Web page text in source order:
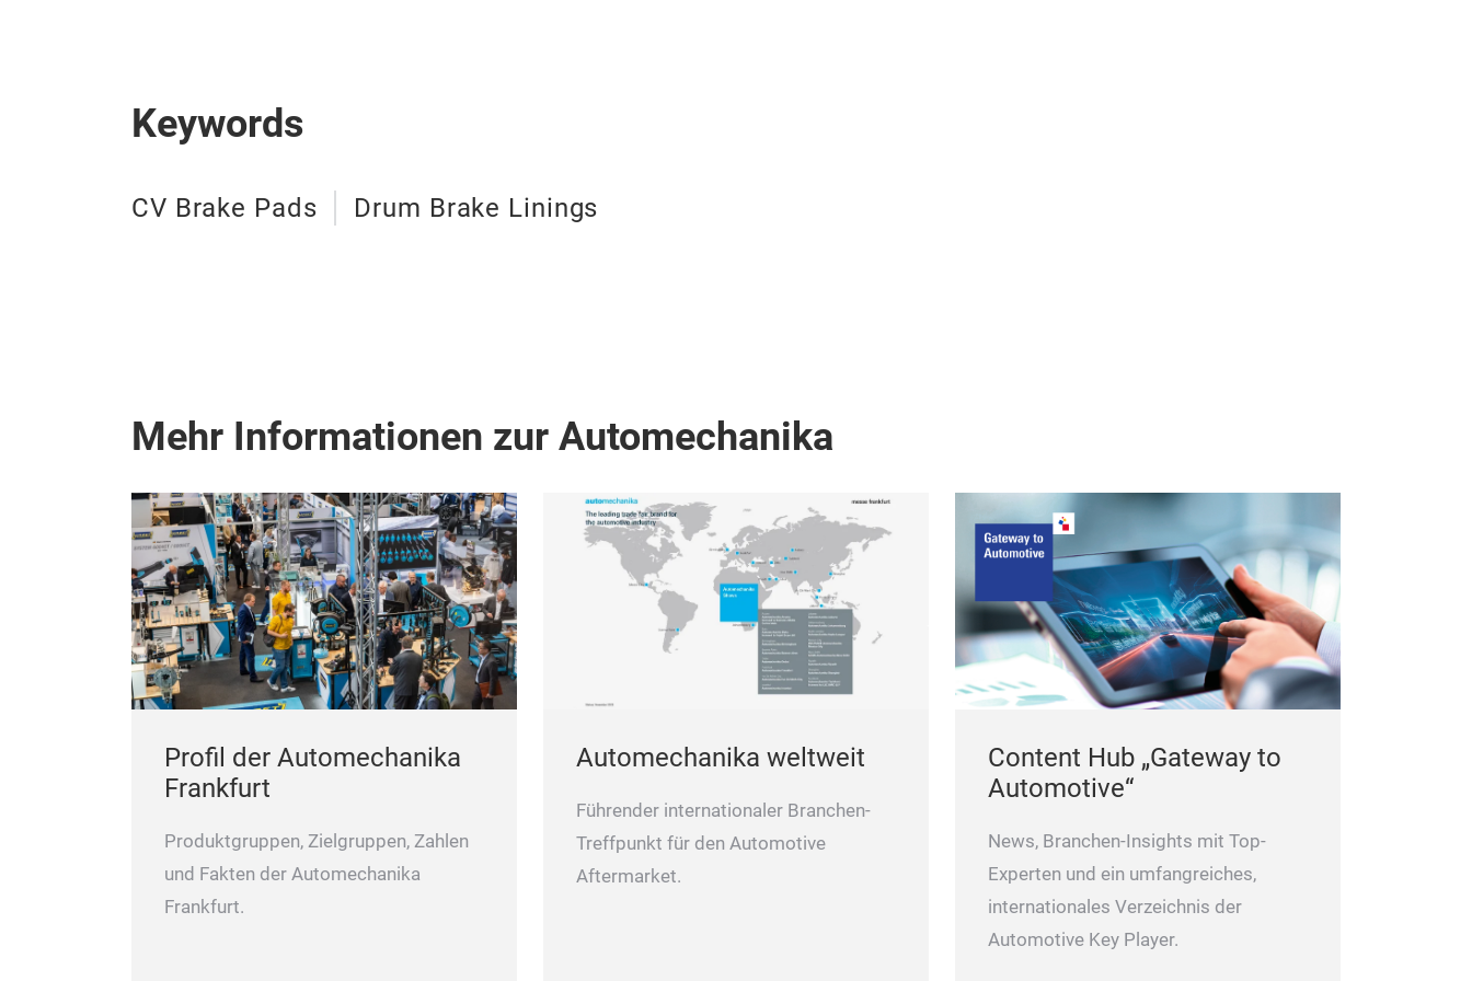
Keywords
CV Brake Pads Drum Brake Linings
Mehr Informationen zur Automechanika
Profil der Automechanika
Frankfurt
Produktgruppen, Zielgruppen, Zahlen
und Fakten der Automechanika
Frankfurt.
Automechanika weltweit
Führender internationaler Branchen-
Treffpunkt für den Automotive
Aftermarket.
Content Hub „Gateway to
Automotive“
News, Branchen-Insights mit Top-
Experten und ein umfangreiches,
internationales Verzeichnis der
Automotive Key Player.